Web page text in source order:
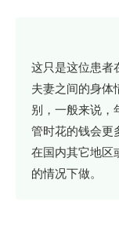
这只是这位患者
夫妻之间的身体
别，一般来说，
管时花的钱会更
在国内其它地区
的情况下做。